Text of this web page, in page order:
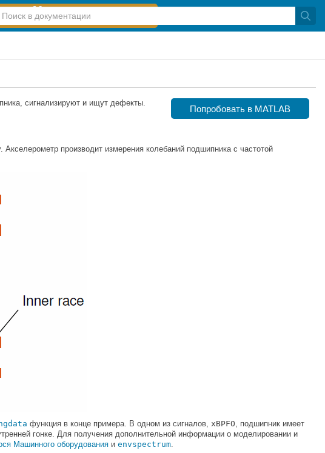
Попробовать в MATLAB
сигнализируют и ищут дефекты.
Акселерометр производит измерения колебаний подшипника с частотой
функция в конце примера. В одном из сигналов, xBPFO, подшипник имеет
гонке. Для получения дополнительной информации о моделировании и
Машинного оборудования и envspectrum.